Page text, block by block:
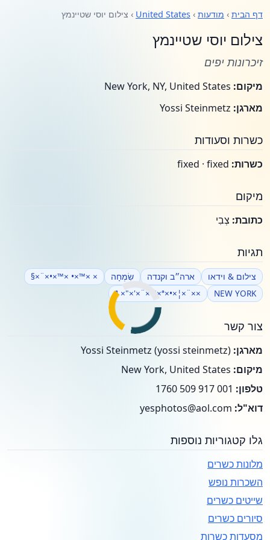
דף הבית › מודעות ›
United States › צילום יוסי שטיינמץ
צילום יוסי שטיינמץ
זיכרונות יפים
מיקום:
מארגן:
כשרות וסעודות
כשרות:
מיקום
כתובת: צְבִי
תגיות
צילום & וידאו ארה״ב וקנדה שִׂמְחָה
× ×™×• ×™×•×¨×§
NEW YORK
××¨×¦×•×ª ×"×'×¨×™×ª
צור קשר
מארגן:
מיקום:
טלפון:
דוא"ל: yesphotos@aol.com
גלו קטגוריות נוספות
מלונות כשרים
השכרות נופש
שייטים כשרים
סיורים כשרים
מסעדות כשרות